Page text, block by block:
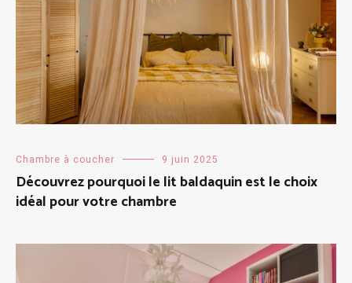
Chambre à coucher 9 juin 2025
Découvrez pourquoi le lit baldaquin est le choix
idéal pour votre chambre